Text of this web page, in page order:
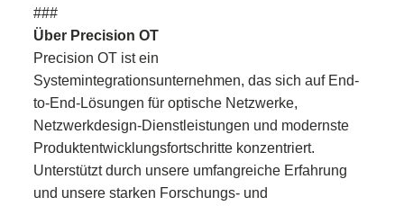
###
Über Precision OT
Precision OT ist ein
Systemintegrationsunternehmen, das sich auf End-
to-End-Lösungen für optische Netzwerke,
Netzwerkdesign-Dienstleistungen und modernste
Produktentwicklungsfortschritte konzentriert.
Unterstützt durch unsere umfangreiche Erfahrung
und unsere starken Forschungs- und